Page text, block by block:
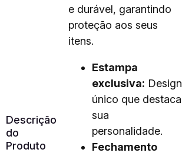
Descrição
do
Produto
e durável, garantindo
proteção aos seus
itens.
Estampa
exclusiva: Design
único que destaca
sua
personalidade.
Fechamento